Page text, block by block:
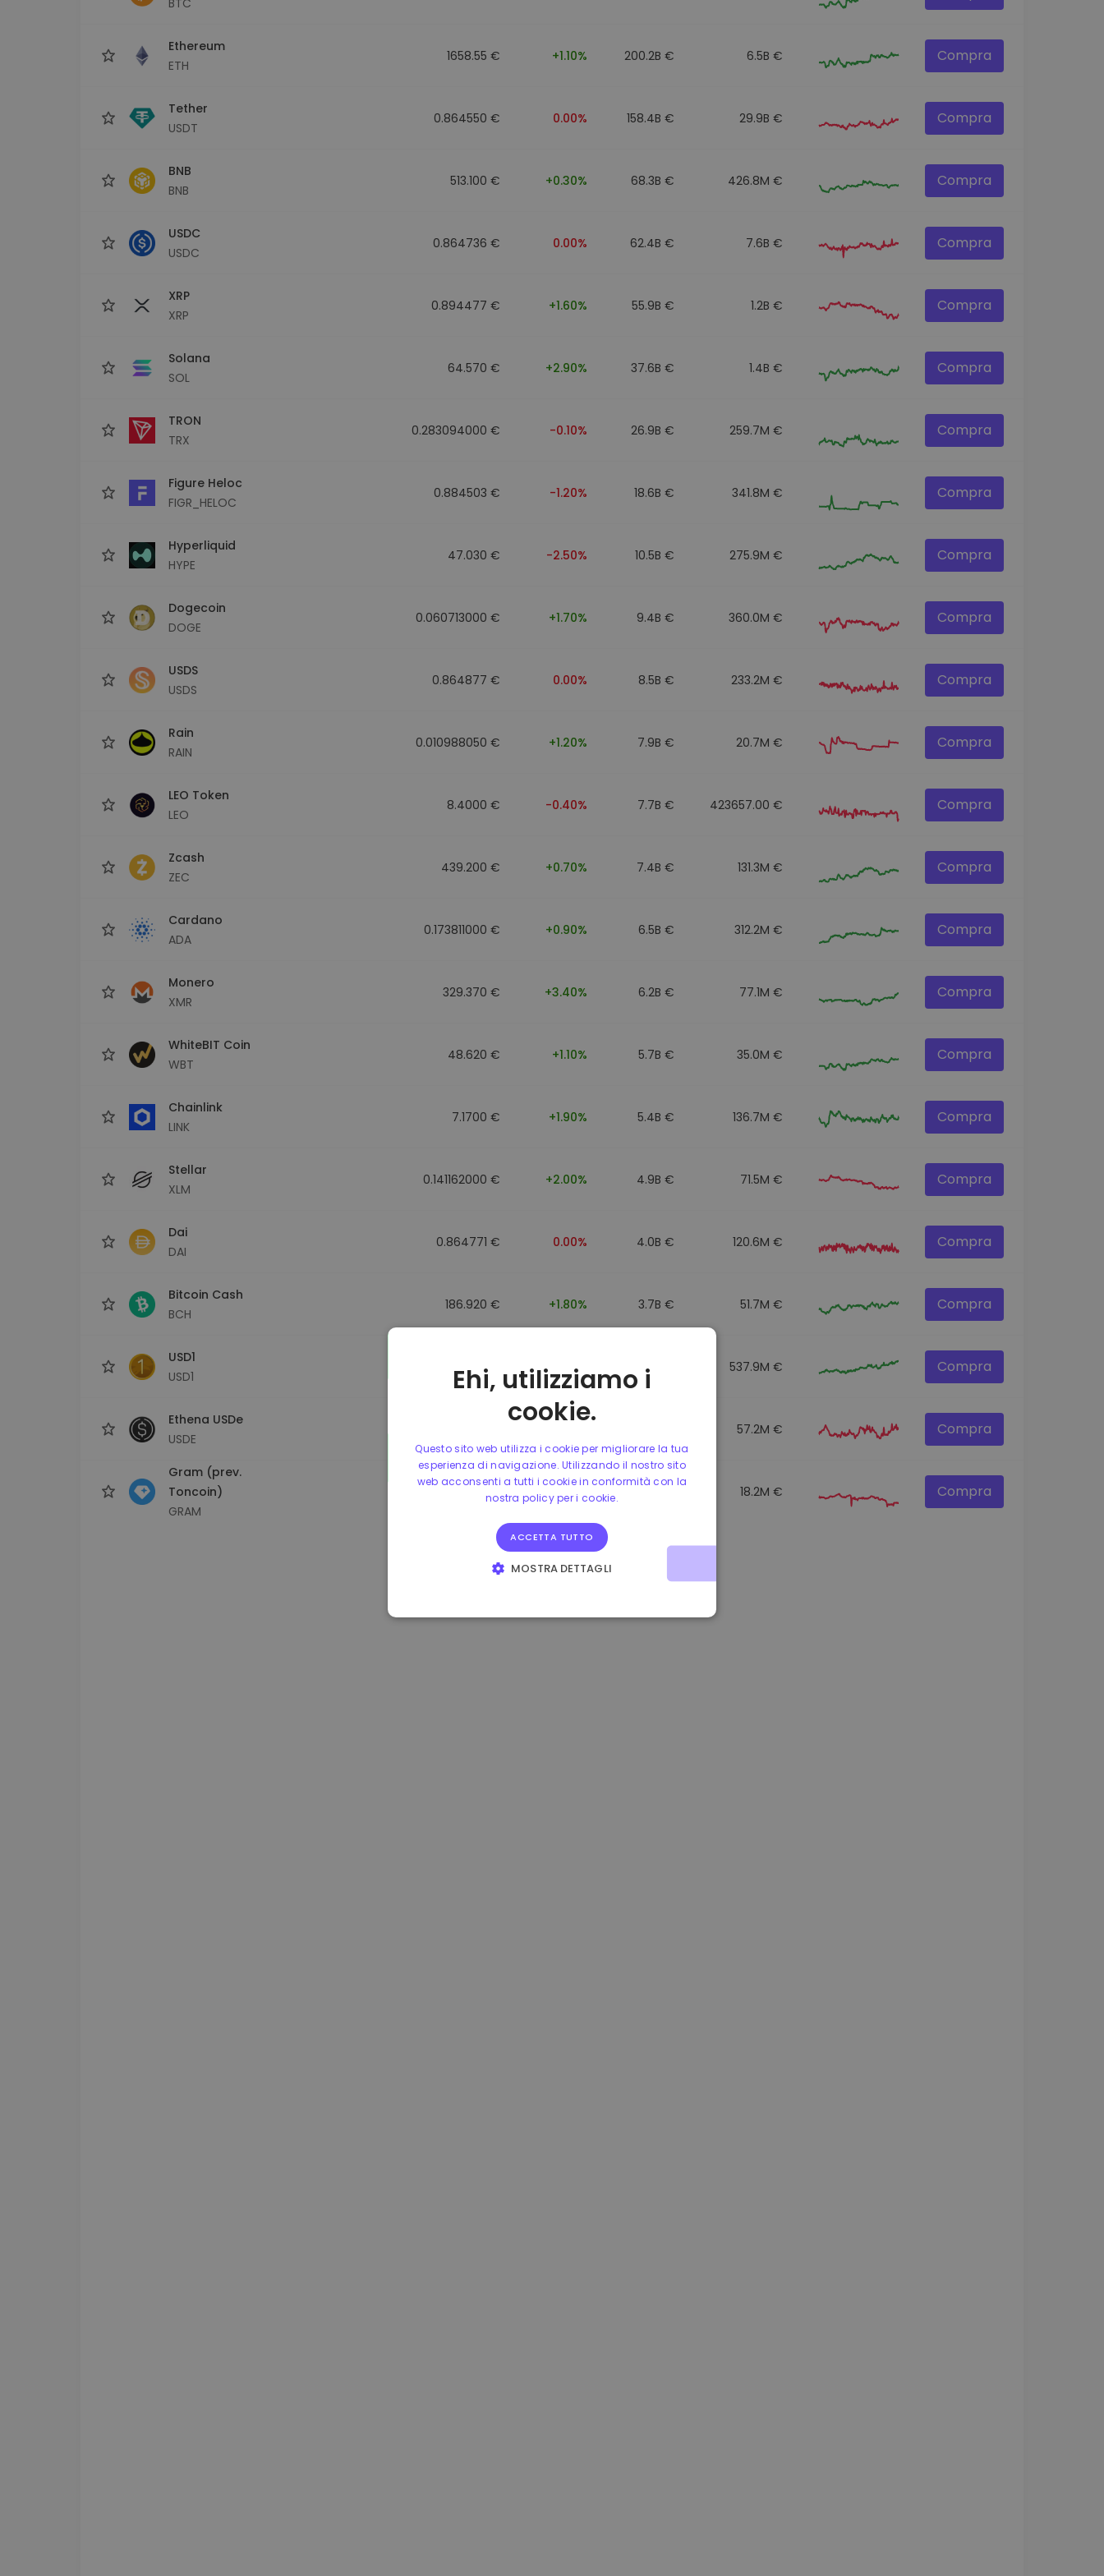
Ethereum
ETH
1658.55 € +1.10% 200.2B € 6.5B € Compra
Tether
USDT
0.864550 € 0.00% 158.4B € 29.9B € Compra
BNB
BNB
513.100 € +0.30% 68.3B € 426.8M € Compra
USDC
USDC
0.864736 € 0.00% 62.4B € 7.6B € Compra
XRP
XRP
0.894477 € +1.60% 55.9B € 1.2B € Compra
Solana
SOL
64.570 € +2.90% 37.6B € 1.4B € Compra
TRON
TRX
0.283094000 € -0.10% 26.9B € 259.7M € Compra
Figure Heloc
FIGR_HELOC
0.884503 € -1.20% 18.6B € 341.8M € Compra
Hyperliquid
HYPE
47.030 € -2.50% 10.5B € 275.9M € Compra
Dogecoin
DOGE
0.060713000 € +1.70% 9.4B € 360.0M € Compra
USDS
USDS
0.864877 € 0.00% 8.5B € 233.2M € Compra
Rain
RAIN
0.010988050 € +1.20% 7.9B € 20.7M € Compra
LEO Token
LEO
8.4000 € -0.40% 7.7B € 423657.00 € Compra
Zcash
ZEC
439.200 € +0.70% 7.4B € 131.3M € Compra
Cardano
ADA
0.173811000 € +0.90% 6.5B € 312.2M € Compra
Monero
XMR
329.370 € +3.40% 6.2B € 77.1M € Compra
WhiteBIT Coin
WBT
48.620 € +1.10% 5.7B € 35.0M € Compra
Chainlink
LINK
7.1700 € +1.90% 5.4B € 136.7M € Compra
Stellar
XLM
0.141162000 € +2.00% 4.9B € 71.5M € Compra
Dai
DAI
0.864771 € 0.00% 4.0B € 120.6M € Compra
Bitcoin Cash
BCH
186.920 € +1.80% 3.7B € 51.7M € Compra
USD1
USD1
0.864917 € 0.00% 3.5B € 537.9M € Compra
Ethena USDe
USDE
57.2M € Compra
Gram (prev.
Toncoin)
GRAM
+2.60% 18.2M € Compra
Ehi, utilizziamo i
cookie.
Questo sito web utilizza i cookie per migliorare la tua
esperienza di navigazione. Utilizzando il nostro sito
web acconsenti a tutti i cookie in conformità con la
nostra policy per i cookie.
ACCETTA TUTTO
MOSTRA DETTAGLI